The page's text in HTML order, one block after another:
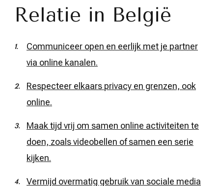
Relatie in België
Communiceer open en eerlijk met je partner
via online kanalen.
Respecteer elkaars privacy en grenzen, ook
online.
Maak tijd vrij om samen online activiteiten te
doen, zoals videobellen of samen een serie
kijken.
Vermijd overmatig gebruik van sociale media